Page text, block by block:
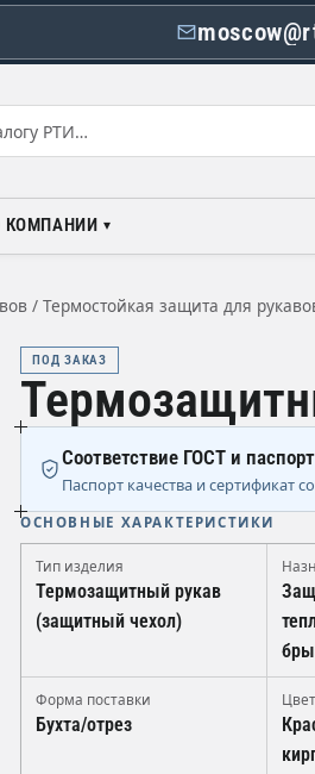
КОМПАНИИ
/ Термостойкая защита для
ПОД ЗАКАЗ
Соответствие ГОСТ и
Паспорт качества и сертификат
ОСНОВНЫЕ ХАРАКТЕРИСТИКИ
Тип изделия
Термозащитный рукав
(защитный чехол)
Форма поставки
Бухта/отрез
Цвет